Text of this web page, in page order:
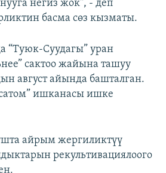
негиз жок”, - деп
басма сөз кызматы.
Суудагы” уран
сактоо жайына ташуу
август айында башталган.
ишканасы ишке
айрым жергиликтүү
рекультивациялоого